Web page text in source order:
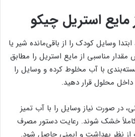
مایع استریل چیکو
وسایل کودک را از باقی‌مانده شیر یا
مناسبی از مایع استریل را مطابق
با آب مخلوط کرده و وسایل را
محلول قرار دهید.
در صورت نیاز وسایل را با آب تمیز
خشک شوند. رعایت دستور مصرف
از نظر بهداشت و ایمنی حاصل شود.